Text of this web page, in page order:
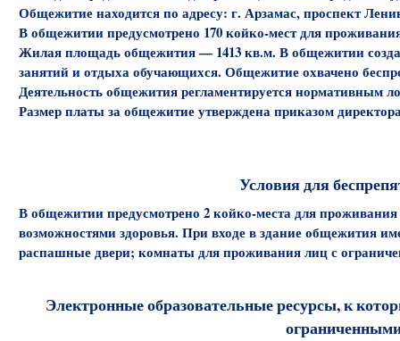
Общежитие находится по адресу: г. Арзамас, проспект
В общежитии предусмотрено 170 койко-мест для
Жилая площадь общежития — 1413 кв.м. В общежитии
занятий и отдыха обучающихся. Общежитие охвачено
Деятельность общежития регламентируется нормативным
Размер платы за общежитие утверждена приказом
Условия для
В общежитии предусмотрено 2 койко-места для
возможностями здоровья. При входе в здание общежития
распашные двери; комнаты для проживания лиц с
Электронные образовательные ресурсы, к